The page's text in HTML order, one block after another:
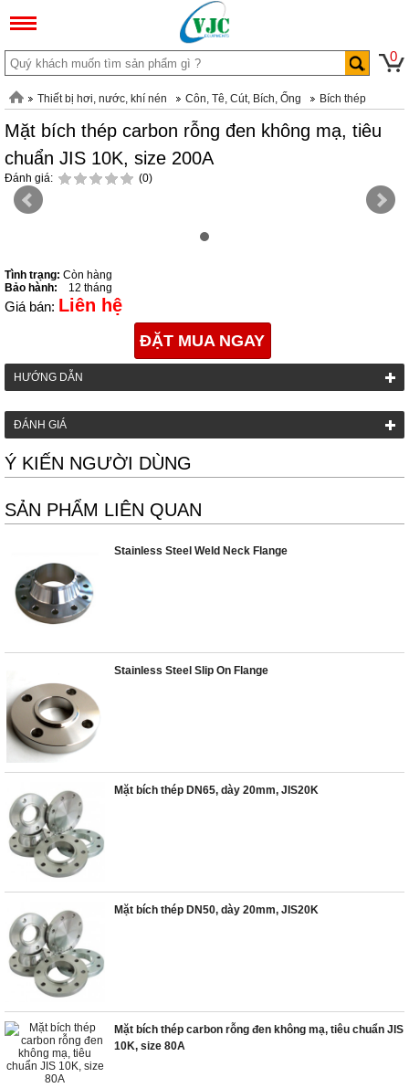
0
Thiết bị hơi, nước, khí nén Côn, Tê, Cút, Bích, Ống Bích thép
Mặt bích thép carbon rỗng đen không mạ, tiêu
chuẩn JIS 10K, size 200A
Đánh giá: (0)
Tình trạng: Còn hàng
Bảo hành:
12 tháng
Giá bán: Liên hệ
ĐẶT MUA NGAY
HƯỚNG DẪN
ĐÁNH GIÁ
Ý KIẾN NGƯỜI DÙNG
SẢN PHẨM LIÊN QUAN
Stainless Steel Weld Neck Flange
Stainless Steel Slip On Flange
Mặt bích thép DN65, dày 20mm, JIS20K
Mặt bích thép DN50, dày 20mm, JIS20K
Mặt bích thép carbon rỗng đen không mạ, tiêu chuẩn JIS
10K, size 80A